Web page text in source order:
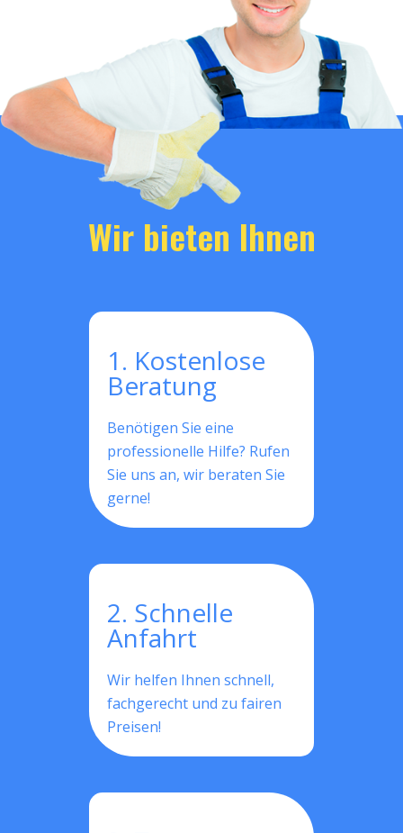
Wir bieten Ihnen
1. Kostenlose
Beratung
Benötigen Sie eine
professionelle Hilfe? Rufen
Sie uns an, wir beraten Sie
gerne!
2. Schnelle
Anfahrt
Wir helfen Ihnen schnell,
fachgerecht und zu fairen
Preisen!